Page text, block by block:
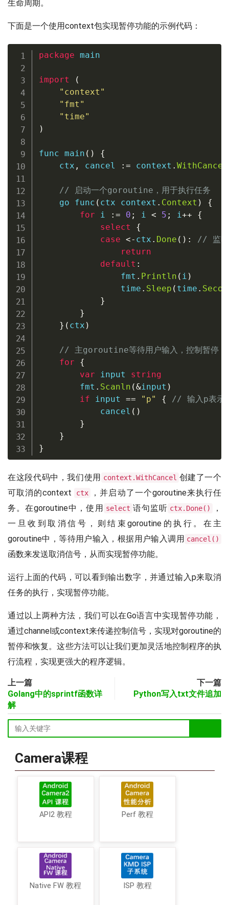
生命周期。
下面是一个使用context包实现暂停功能的示例代码：
package main
import
(
"context"
"fmt"
"time"
)
func main ( )
{
    ctx
, cancel := context . WithCancel
// 启动一个goroutine，用于执行任务
go
func ( ctx context . Context )
{
for i := 0 ; i < 5 ; i++
{
select
{
case <- ctx . Done ( ) :
// 监听
return
default :
                fmt
. Println ( i )
                time
. Sleep ( time .
}
}
} ( ctx )
// 主goroutine等待用户输入，控制暂停
for
{
var input string
        fmt
. Scanln (&input )
if input == "p" {
// 输入p表示
cancel ( )
}
}
}
在这段代码中，我们使用 context.WithCancel 创建了一个
可取消的context
ctx
，并启动了一个goroutine来执行任
务。在goroutine中，使用 select 语句监听 ctx.Done()
，
一旦收到取消信号，则结束goroutine的执行。在主
goroutine中，等待用户输入，根据用户输入调用 cancel()
函数来发送取消信号，从而实现暂停功能。
运行上面的代码，可以看到输出数字，并通过输入p来取消
任务的执行，实现暂停功能。
通过以上两种方法，我们可以在Go语言中实现暂停功能，
通过channel或context来传递控制信号，实现对goroutine的
暂停和恢复。这些方法可以让我们更加灵活地控制程序的执
行流程，实现更强大的程序逻辑。
上一篇
Golang中的sprintf函数详
解
下一篇
Python写入txt文件追加
Camera课程
API2 教程 Perf 教程
Native FW 教程 ISP 教程